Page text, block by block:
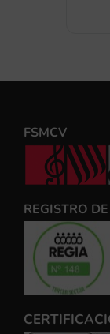
FSMCV
REGISTRO